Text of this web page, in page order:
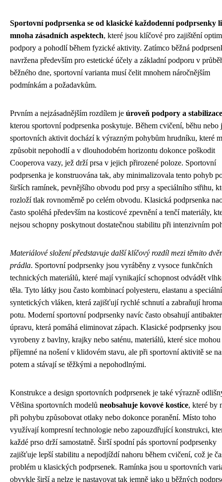
Sportovní podprsenka se od klasické každodenní podprsenky
mnoha zásadních aspektech, které jsou klíčové pro zajištění
podpory a pohodlí během fyzické aktivity. Zatímco běžná
navržena především pro estetické účely a základní podporu v
běžného dne, sportovní varianta musí čelit mnohem náročnějším
podmínkám a požadavkům.
Prvním a nejzásadnějším rozdílem je úroveň podpory a stabilizace
kterou sportovní podprsenka poskytuje. Během cvičení, běhu nebo
sportovních aktivit dochází k výrazným pohybům hrudníku, které
způsobit nepohodlí a v dlouhodobém horizontu dokonce poškodit
Cooperova vazy, jež drží prsa v jejich přirozené poloze. Sportovní
podprsenka je konstruována tak, aby minimalizovala tento pohyb
širších ramínek, pevnějšího obvodu pod prsy a speciálního střihu,
rozloží tlak rovnoměrně po celém obvodu. Klasická podprsenka
často spoléhá především na kosticové zpevnění a tenčí materiály,
nejsou schopny poskytnout dostatečnou stabilitu při intenzivním
Materiálové složení představuje další klíčový rozdíl mezi těmito
prádla. Sportovní podprsenky jsou vyráběny z vysoce funkčních
technických materiálů, které mají vynikající schopnost odvádět
těla. Tyto látky jsou často kombinací polyesteru, elastanu a
syntetických vláken, která zajišťují rychlé schnutí a zabraňují
potu. Moderní sportovní podprsenky navíc často obsahují
úpravu, která pomáhá eliminovat zápach. Klasické podprsenky
vyrobeny z bavlny, krajky nebo saténu, materiálů, které sice
příjemné na nošení v klidovém stavu, ale při sportovní aktivitě se
potem a stávají se těžkými a nepohodlnými.
Konstrukce a design sportovních podprsenek je také výrazně
Většina sportovních modelů neobsahuje kovové kostice, které by
při pohybu způsobovat otlaky nebo dokonce poranění. Místo toho
využívají kompresní technologie nebo zapouzdřující konstrukci,
každé prso drží samostatně. Širší spodní pás sportovní podprsenky
zajišťuje lepší stabilitu a nepodjíždí nahoru během cvičení, což je
problém u klasických podprsenek. Ramínka jsou u sportovních
obvykle širší a nelze je nastavovat tak jemně jako u běžných